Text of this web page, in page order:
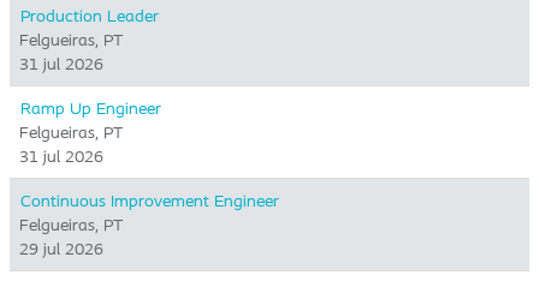
Production Leader
Felgueiras, PT
31 jul 2026
Ramp Up Engineer
Felgueiras, PT
31 jul 2026
Continuous Improvement Engineer
Felgueiras, PT
29 jul 2026